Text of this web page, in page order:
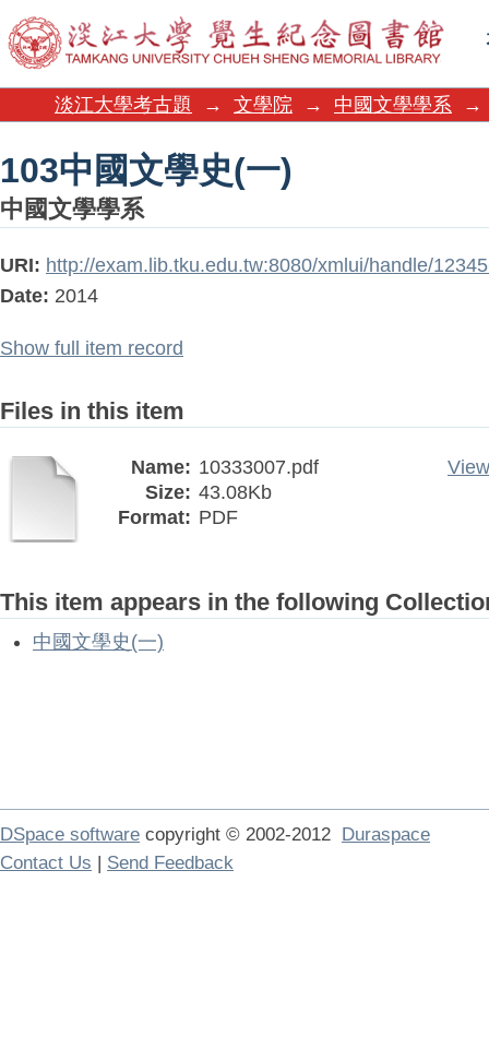
103中國文學史(一)
淡江大學考古題 → 文學院 → 中國文學學系 →
103中國文學史(一)
中國文學學系
URI: http://exam.lib.tku.edu.tw:8080/xmlui/handle/
Date: 2014
Show full item record
Files in this item
Name: 10333007.pdf
Size: 43.08Kb
Format: PDF
This item appears in the following
中國文學史(一)
DSpace software copyright © 2002-2012 Duraspace
Contact Us | Send Feedback